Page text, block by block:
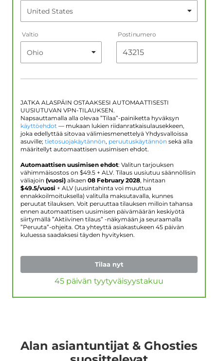
Valtio Postinumero
JATKA ALASPÄIN OSTAAKSESI AUTOMAATTISESTI
UUSIUTUVAN VPN-TILAUKSEN.
Napsauttamalla alla olevaa ”Tilaa”-painiketta hyväksyn
käyttöehdot — mukaan lukien riidanratkaisulausekkeen,
joka edellyttää sitovaa välimiesmenettelyä Yhdysvalloissa
asuville; tietosuojakäytännön, peruutuskäytännön sekä alla
määritellyt automaattisen uusimisen ehdot.
Automaattisen uusimisen ehdot: Valitun tarjouksen
vähimmäisostos on $49.5 + ALV. Tilaus uusiutuu säännöllisin
väliajoin (vuosi) alkaen 08 February 2028, hintaan
$49.5/vuosi + ALV (uusintahinta voi muuttua
ennakkoilmoituksella) valitulla maksutavalla, kunnes
peruutat tilauksen. Voit peruuttaa tilauksen milloin tahansa
ennen automaattisen uusimisen päivämäärän keskiyötä
siirtymällä ”Aktiivinen tilaus” -näkymään ja seuraamalla
”Peruuta”-ohjeita. Ota yhteyttä asiakastukeen 45 päivän
kuluessa saadaksesi täyden hyvityksen.
Tilaa nyt
45 päivän tyytyväisyystakuu
Alan asiantuntijat & Ghosties